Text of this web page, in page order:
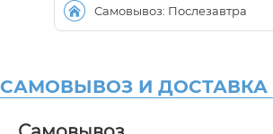
Самовывоз: Послезавтра
САМОВЫВОЗ И ДОСТАВКА